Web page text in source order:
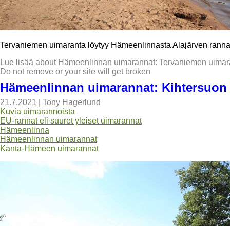
Tervaniemen uimaranta löytyy Hämeenlinnasta Alajärven
Lue lisää about Hämeenlinnan uimarannat: Tervaniemen
Do not remove or your site will get broken
Hämeenlinnan uimarannat:
21.7.2021
Tony Hagerlund
Kuvia uimarannoista
EU-rannat eli suuret yleiset uimarannat
Hämeenlinna
Hämeenlinnan uimarannat
Kanta-Hämeen uimarannat